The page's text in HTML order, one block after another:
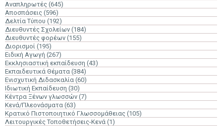
Αναπληρωτές (645)
Αποσπάσεις (596)
Δελτία Τύπου (192)
Διευθυντές Σχολείων (184)
Διευθυντές φορέων (155)
Διορισμοί (195)
Ειδική Αγωγή (267)
Εκκλησιαστική εκπαίδευση (43)
Εκπαιδευτικά Θέματα (384)
Ενισχυτική Διδασκαλία (60)
Ιδιωτική Εκπαίδευση (30)
Κέντρα Ξένων γλωσσών (7)
Κενά/Πλεονάσματα (63)
Κρατικό Πιστοποιητικό Γλωσσομάθειας (105)
Λειτουργικές Τοποθετήσεις-Κενά (1)